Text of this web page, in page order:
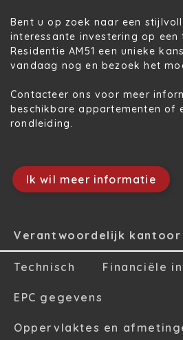
Bent u op zoek naar een
interessante investering op
Residentie AM51 een unieke
vandaag nog en bezoek het
Contacteer ons voor meer
beschikbare appartementen of
rondleiding.
Ik wil meer informatie
Verantwoordelijk kantoor
Technisch Financiële
EPC gegevens
Oppervlaktes en